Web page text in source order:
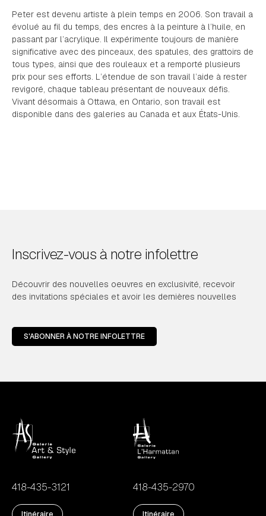
Peter est devenu artiste à plein temps en 2006. Son travail a
évolué au fil du temps, des encres à la peinture à l’huile, en
passant par l’acrylique. Il expérimente toujours de manière
significative avec des pinceaux, des spatules, des grattoirs de
tous types, ainsi que des rouleaux et a remporté plusieurs
prix pour ses efforts. L’étendue de son travail l’aide à rester
revigoré, chaque tableau présentant de nouveaux défis.
Vivant désormais à Ottawa, en Ontario, son travail est
disponible dans des galeries au Canada et aux États-Unis.
Inscrivez-vous à notre infolettre
Découvrir des nouvelles oeuvres en exclusivité, recevoir
des invitations spéciales et avoir les dernières nouvelles
S'ABONNER À NOTRE INFOLETTRE
418-435-3121 418-435-2970